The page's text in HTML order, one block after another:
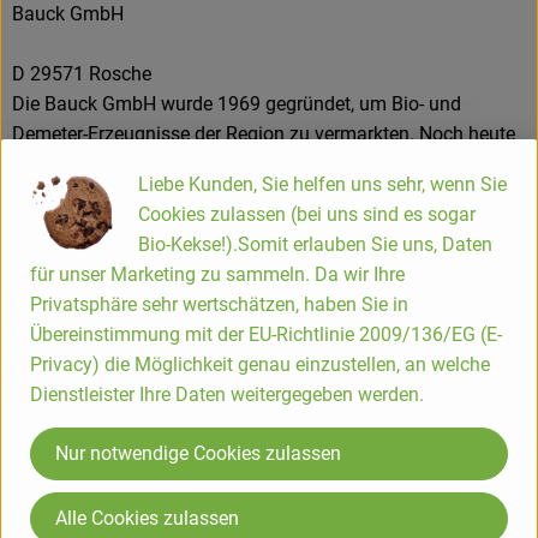
Bauck GmbH
D 29571 Rosche
Die Bauck GmbH wurde 1969 gegründet, um Bio- und
Demeter-Erzeugnisse der Region zu vermarkten. Noch heute
Landwirtschaft eines der wichtigsten Ziele des
Naturkostherstellers.
Vollwertige Müslis, erlesene Mehle, Backmischungen für
saftige Torten, Kuchen und Brote, nahrhafte Porridges und
herzhafte Veggie-Mischungen, alles oft glutenfrei, weizenfrei
und vegan – unter der Marke Bauck Mühle vertreibt die
Bauck GmbH heute rund 150 Produkte. Immer unter dem
Motto: „Bio. Aus Liebe zur Zukunft.“
Die Bauck Mühle steht für innovative Rezepturen, in denen
ausschließlich Bio- und Demeter-Rohstoffe verarbeitet
Liebe Kunden, Sie helfen uns sehr, wenn Sie
Cookies zulassen (bei uns sind es sogar
Bio-Kekse!).Somit erlauben Sie uns, Daten
für unser Marketing zu sammeln. Da wir Ihre
Privatsphäre sehr wertschätzen, haben Sie in
Übereinstimmung mit der EU-Richtlinie 2009/136/EG (E-
Privacy) die Möglichkeit genau einzustellen, an welche
Dienstleister Ihre Daten weitergegeben werden.
Nur notwendige Cookies zulassen
Alle Cookies zulassen